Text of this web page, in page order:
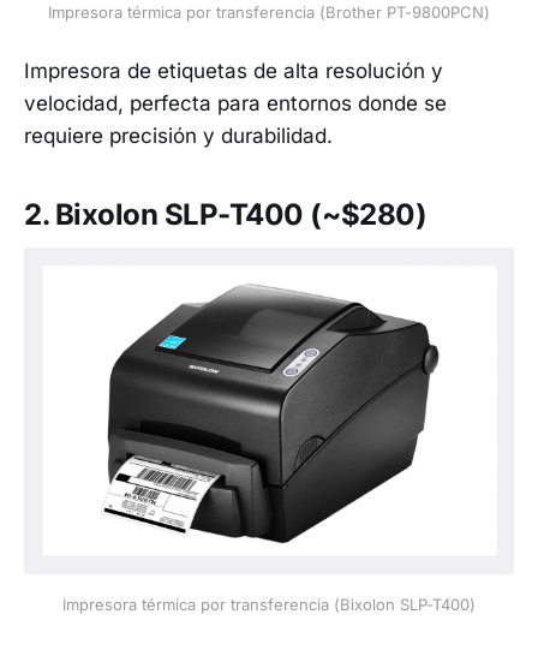
Impresora térmica por transferencia (Brother PT-9800PCN)
Impresora de etiquetas de alta resolución y
velocidad, perfecta para entornos donde se
requiere precisión y durabilidad.
2. Bixolon SLP-T400 (~$280)
Impresora térmica por transferencia (Bixolon SLP-T400)